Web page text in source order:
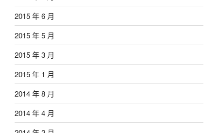
2015 年 6 月
2015 年 5 月
2015 年 3 月
2015 年 1 月
2014 年 8 月
2014 年 4 月